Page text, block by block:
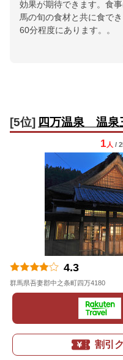
効果が期待できます。食
馬の旬の食材と共に食で
60分程度にあります。。
[5位] 四万温泉 温泉
1 人 /
4.3
群馬県吾妻郡中之条町四万4180
割引